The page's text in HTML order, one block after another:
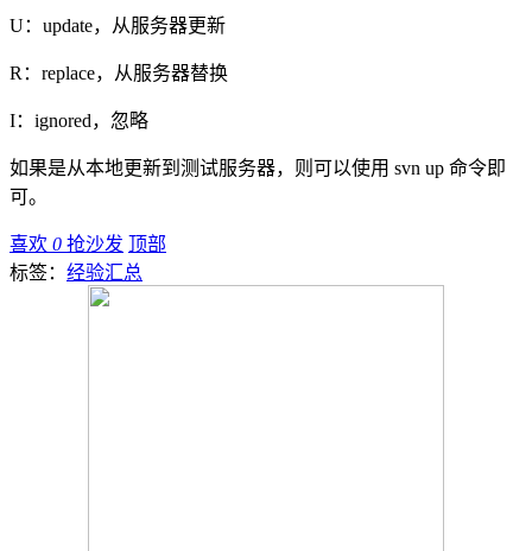
U：update，从服务器更新
R：replace，从服务器替换
I：ignored，忽略
如果是从本地更新到测试服务器，则可以使用 svn up 命令即
可。
喜欢 0 抢沙发 顶部
标签： 经验汇总